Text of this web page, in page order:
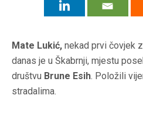
Mate Lukić, nekad prvi čovjek
danas je u Škabrnji, mjestu
društvu Brune Esih. Položili
stradalima.